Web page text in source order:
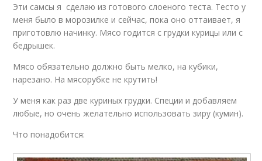
Эти самсы я сделаю из готового слоеного теста. Тесто у
меня было в морозилке и сейчас, пока оно оттаивает, я
приготовлю начинку. Мясо годится с грудки курицы или с
бедрышек.
Мясо обязательно должно быть мелко, на кубики,
нарезано. На мясорубке не крутить!
У меня как раз две куриных грудки. Специи и добавляем
любые, но очень желательно использовать зиру (кумин).
Что понадобится: